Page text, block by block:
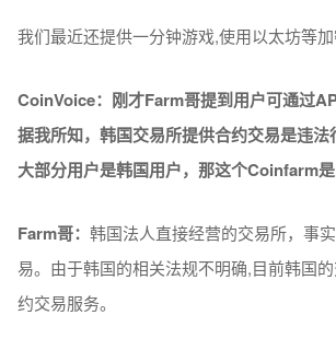
我们最近还提供一分钟游戏,使用以太坊等加
CoinVoice：刚才Farm哥提到用户可通过
据我所知，韩国交易所提供合约交易是违法
大部分用户是韩国用户，那这个Coinfarm是
Farm哥：韩国法人直接经营的交易所，事
易。由于韩国的相关法规不明确,目前韩国
约交易服务。